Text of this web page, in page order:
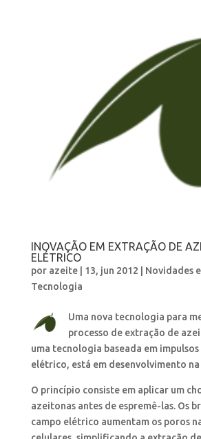
INOVAÇÃO EM EXTRAÇÃO DE
ELÉTRICO
por azeite| 13, jun 2012 Novidades
Tecnologia
Uma nova tecnologia para
processo de extração de
uma tecnologia baseada em impulsos
elétrico, está em desenvolvimento na
O princípio consiste em aplicar um
azeitonas antes de espremê-las. Os
campo elétrico aumentam os poros